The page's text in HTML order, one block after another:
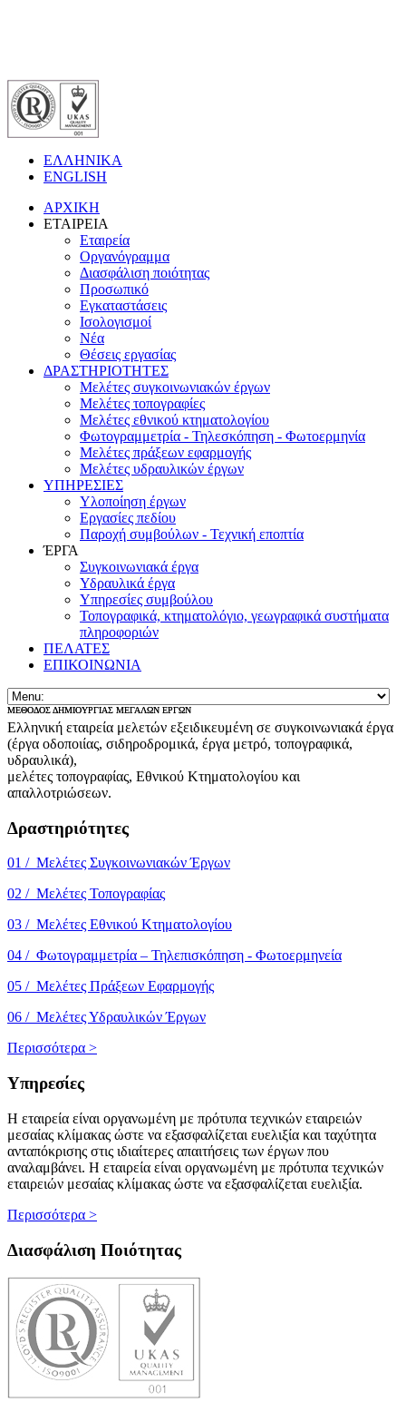
ΕΛΛΗΝΙΚΑ
ENGLISH
ΑΡΧΙΚΗ
ΕΤΑΙΡΕΙΑ
Εταιρεία
Οργανόγραμμα
Διασφάλιση ποιότητας
Προσωπικό
Εγκαταστάσεις
Ισολογισμοί
Νέα
Θέσεις εργασίας
ΔΡΑΣΤΗΡΙΟΤΗΤΕΣ
Μελέτες συγκοινωνιακών έργων
Μελέτες τοπογραφίες
Μελέτες εθνικού κτηματολογίου
Φωτογραμμετρία - Τηλεσκόπηση - Φωτοερμηνία
Μελέτες πράξεων εφαρμογής
Μελέτες υδραυλικών έργων
ΥΠΗΡΕΣΙΕΣ
Υλοποίηση έργων
Εργασίες πεδίου
Παροχή συμβούλων - Τεχνική εποπτία
ΈΡΓΑ
Συγκοινωνιακά έργα
Υδραυλικά έργα
Υπηρεσίες συμβούλου
Τοπογραφικά, κτηματολόγιο, γεωγραφικά συστήματα
πληροφοριών
ΠΕΛΑΤΕΣ
ΕΠΙΚΟΙΝΩΝΙΑ
ΜΕΘΟΔΟΣ ΔΗΜΙΟΥΡΓΙΑΣ ΜΕΓΑΛΩΝ ΕΡΓΩΝ
ΜΕΘΟΔΟΣ ΔΗΜΙΟΥΡΓΙΑΣ ΜΕΓΑΛΩΝ ΕΡΓΩΝ
Ελληνική εταιρεία μελετών εξειδικευμένη σε συγκοινωνιακά έργα
(έργα οδοποιίας, σιδηροδρομικά, έργα μετρό, τοπογραφικά,
υδραυλικά),
μελέτες τοπογραφίας, Εθνικού Κτηματολογίου και
απαλλοτριώσεων.
Δραστηριότητες
01 / Μελέτες Συγκοινωνιακών Έργων
02 / Μελέτες Τοπογραφίας
03 / Μελέτες Εθνικού Κτηματολογίου
04 / Φωτογραμμετρία – Τηλεπισκόπηση - Φωτοερμηνεία
05 / Μελέτες Πράξεων Εφαρμογής
06 / Μελέτες Υδραυλικών Έργων
Περισσότερα >
Υπηρεσίες
Η εταιρεία είναι οργανωμένη με πρότυπα τεχνικών εταιρειών
μεσαίας κλίμακας ώστε να εξασφαλίζεται ευελιξία και ταχύτητα
ανταπόκρισης στις ιδιαίτερες απαιτήσεις των έργων που
αναλαμβάνει. Η εταιρεία είναι οργανωμένη με πρότυπα τεχνικών
εταιρειών μεσαίας κλίμακας ώστε να εξασφαλίζεται ευελιξία.
Περισσότερα >
Διασφάλιση Ποιότητας